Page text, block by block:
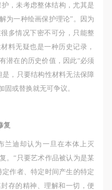
，未考虑整体结构，尤其是
为一种绘画保护理论”。因为
多情况下密不可分，只能整
料无疑也是一种历史记录，
潜在的历史价值，因此“必须
，只要结构性材料无法保障
或替换就无可争议。
复
兰迪却认为一旦在本体上灭
。“只要艺术作品被认为是某
作者、特定时间产生的特定
存的精神、理解和一切，便